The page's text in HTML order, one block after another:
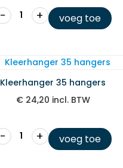
− + voeg toe
Kleerhanger 35 hangers
€24,20 incl. BTW
− + voeg toe